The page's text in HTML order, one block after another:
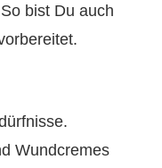
bist Du auch
Wundcremes